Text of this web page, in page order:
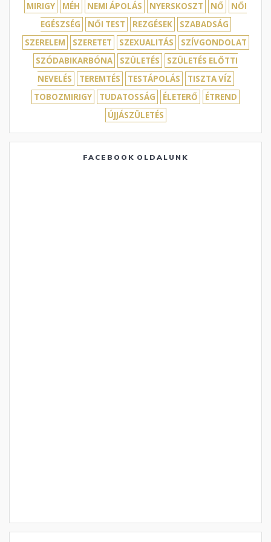
MIRIGY
MÉH NEMI ÁPOLÁS NYERSKOSZT NŐ
NŐI
EGÉSZSÉG
NŐI TEST REZGÉSEK
SZABADSÁG
SZERELEM
SZERETET SZEXUALITÁS
SZÍVGONDOLAT
SZÓDABIKARBÓNA
SZÜLETÉS
SZÜLETÉS ELŐTTI
NEVELÉS
TEREMTÉS TESTÁPOLÁS
TISZTA VÍZ
TOBOZMIRIGY
TUDATOSSÁG ÉLETERŐ
ÉTREND
ÚJJÁSZÜLETÉS
FACEBOOK OLDALUNK